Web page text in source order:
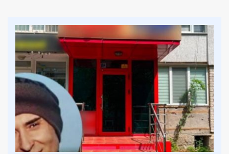
парке или сквере. Материал зашкурила и покрыла
тонким слоем белой акриловой краски, а потом
соединила с помощью бечевки. Украсила свое дерево
разными игрушками: и стеклянными, и самодельными,
которые смастерила из коры и веточек.